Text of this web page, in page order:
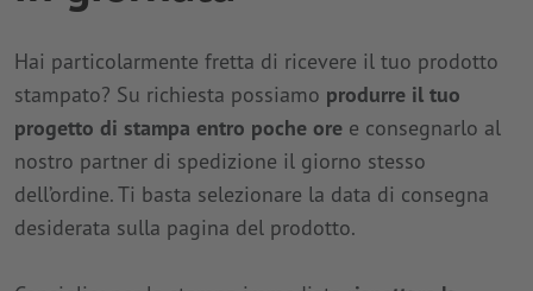
Hai particolarmente fretta di ricevere il tuo prodotto
stampato? Su richiesta possiamo produrre il tuo
progetto di stampa entro poche ore e consegnarlo al
nostro partner di spedizione il giorno stesso
dell’ordine. Ti basta selezionare la data di consegna
desiderata sulla pagina del prodotto.